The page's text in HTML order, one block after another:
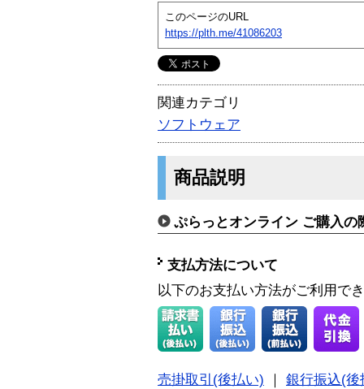
このページのURL
https://plth.me/41086203
関連カテゴリ
ソフトウェア
商品説明
ぷらっとオンライン ご購入の
支払方法について
以下のお支払い方法がご利用で
売掛取引(後払い)
銀行振込(後